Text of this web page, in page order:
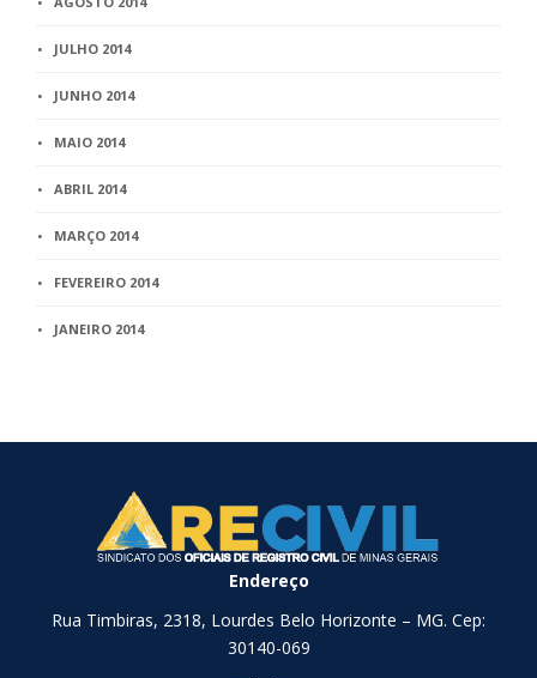
JULHO 2014
JUNHO 2014
MAIO 2014
ABRIL 2014
MARÇO 2014
FEVEREIRO 2014
JANEIRO 2014
Endereço
Rua Timbiras, 2318, Lourdes Belo Horizonte – MG. Cep:
30140-069